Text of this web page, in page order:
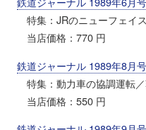
特集：JRのニューフェイ
当店価格：770 円
鉄道ジャーナル 1989年8月号
特集：動力車の協調運転
当店価格：550 円